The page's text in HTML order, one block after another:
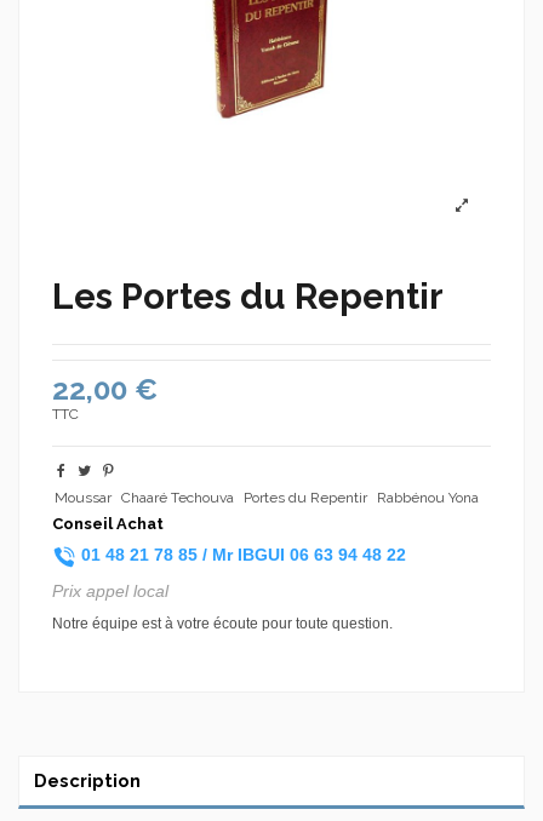
Les Portes du Repentir
22,00 €
TTC
Moussar Chaaré Techouva Portes du Repentir Rabbénou Yona
Conseil Achat
01 48 21 78 85 / Mr IBGUI 06 63 94 48 22
Prix appel local
Notre équipe est à votre écoute pour toute question.
Description